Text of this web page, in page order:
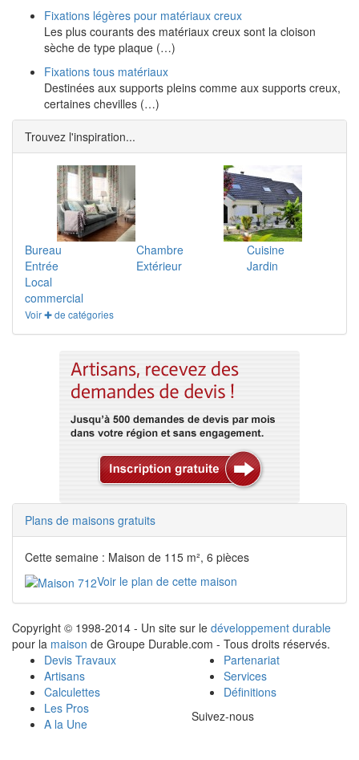
Fixations légères pour matériaux creux
Les plus courants des matériaux creux sont la cloison
sèche de type plaque (…)
Fixations tous matériaux
Destinées aux supports pleins comme aux supports creux,
certaines chevilles (…)
Trouvez l'inspiration...
Bureau Chambre
Cuisine
Entrée
Extérieur
Jardin
Local
commercial
Voir ✚ de catégories
Plans de maisons gratuits
Cette semaine : Maison de 115 m², 6 pièces
Voir le plan de cette maison
Copyright © 1998-2014 - Un site sur le développement durable
pour la maison de Groupe Durable.com - Tous droits réservés.
Devis Travaux
Artisans
Calculettes
Les Pros
A la Une
Partenariat
Services
Définitions
Suivez-nous